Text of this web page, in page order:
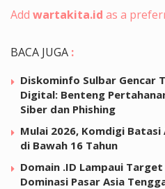
Add wartakita.id as a
BACA JUGA :
Diskominfo Sulbar Gencar
Digital: Benteng
Siber dan Phishing
Mulai 2026, Komdigi Batasi
di Bawah 16 Tahun
Domain .ID Lampaui
Dominasi Pasar Asia